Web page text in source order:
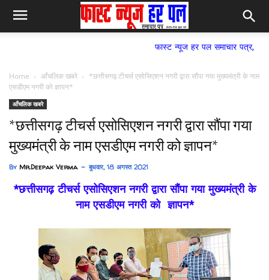
फास्ट न्यूज हर पल समाचार पत्र,
Home आँचलिक खबरे
*छत्तीसगढ़ टीचर्स एसोसिएशन नगरी द्वारा सौंपा गया मुख्यमंत्री के नाम
एसडीएम नगरी को ज्ञापन*
आँचलिक खबरे
*छत्तीसगढ़ टीचर्स एसोसिएशन नगरी द्वारा सौंपा गया
मुख्यमंत्री के नाम एसडीएम नगरी को ज्ञापन*
By Mr.Deepak Verma बुधवार, 18 अगस्त 2021
*छत्तीसगढ़ टीचर्स एसोसिएशन नगरी द्वारा सौंपा गया मुख्यमंत्री के
नाम एसडीएम नगरी को ज्ञापन*